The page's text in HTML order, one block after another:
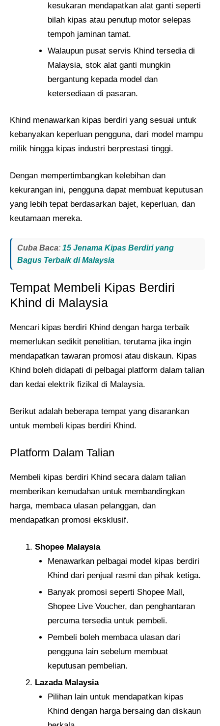
kesukaran mendapatkan alat ganti seperti
bilah kipas atau penutup motor selepas
tempoh jaminan tamat.
Walaupun pusat servis Khind tersedia di
Malaysia, stok alat ganti mungkin
bergantung kepada model dan
ketersediaan di pasaran.
Khind menawarkan kipas berdiri yang sesuai untuk
kebanyakan keperluan pengguna, dari model mampu
milik hingga kipas industri berprestasi tinggi.
Dengan mempertimbangkan kelebihan dan
kekurangan ini, pengguna dapat membuat keputusan
yang lebih tepat berdasarkan bajet, keperluan, dan
keutamaan mereka.
Cuba Baca: 15 Jenama Kipas Berdiri yang
Bagus Terbaik di Malaysia
Tempat Membeli Kipas Berdiri
Khind di Malaysia
Mencari kipas berdiri Khind dengan harga terbaik
memerlukan sedikit penelitian, terutama jika ingin
mendapatkan tawaran promosi atau diskaun. Kipas
Khind boleh didapati di pelbagai platform dalam talian
dan kedai elektrik fizikal di Malaysia.
Berikut adalah beberapa tempat yang disarankan
untuk membeli kipas berdiri Khind.
Platform Dalam Talian
Membeli kipas berdiri Khind secara dalam talian
memberikan kemudahan untuk membandingkan
harga, membaca ulasan pelanggan, dan
mendapatkan promosi eksklusif.
Shopee Malaysia
Menawarkan pelbagai model kipas berdiri
Khind dari penjual rasmi dan pihak ketiga.
Banyak promosi seperti Shopee Mall,
Shopee Live Voucher, dan penghantaran
percuma tersedia untuk pembeli.
Pembeli boleh membaca ulasan dari
pengguna lain sebelum membuat
keputusan pembelian.
Lazada Malaysia
Pilihan lain untuk mendapatkan kipas
Khind dengan harga bersaing dan diskaun